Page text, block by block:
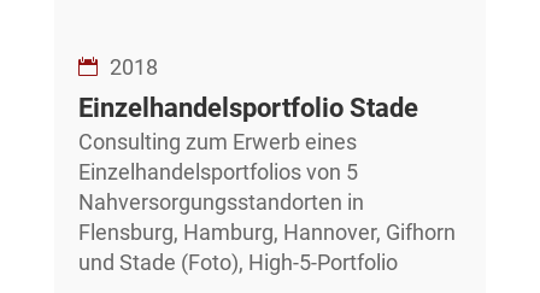
2018
Einzelhandelsportfolio Stade
Consulting zum Erwerb eines
Einzelhandelsportfolios von 5
Nahversorgungsstandorten in
Flensburg, Hamburg, Hannover, Gifhorn
und Stade (Foto), High-5-Portfolio